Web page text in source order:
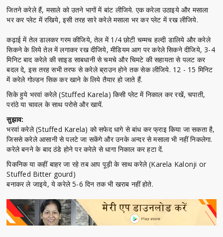
जितने करेले हैं, मसाले को उतने भागों में बांट लीजिये. एक करेला उठाइये और मसाला
भर कर प्लेट में रखिये, इसी तरह सारे करेले मसाला भर कर प्लेट में रख लीजिये.
कढ़ाई में तेल डालकर गरम कीजिये, तेल में 1/4 छोटी चम्मच हल्दी डालिये और करेले
सिकने के लिये तेल में लगाकर रख दीजिये, मीडियम आग पर करेले सिकने दीजिये, 3-4
मिनिट बाद करेले की साइड साबधानी से चमचे और चिमटे की सहायता से पलट कर
बदल दे, इस तरह सभी तरफ से करेले ब्राउन होने तक सेक लीजिये. 12 - 15 मिनिट
में करेले गोल्डन सिक कर खाने के लिये तैयार हो जाते हैं.
सिके हुये भरवां करेले (Stuffed Karela) किसी प्लेट में निकाल कर रखें, चपाती,
परांठे या चावल के साथ परोसे और खायें.
सुझाव:
भरवां करेले (Stuffed Karela) को सफेद धागे से बांध कर फ्राइ किया जा सकता है,
जिससे करेले आसानी से पलटे जा सकेंगे और उनके अन्दर से मसाला भी नहीं निकलेगा.
करेले बनने के बाद ठंडे होने पर करेले से धागा निकाल कर हटा दें.
पिकनिक या कहीं बाहर जा रहे तब आप पूड़ी के साथ करेले (Karela Kalonji or
Stuffed Bitter gourd)
बनाकर ले जाइये, ये करेले 5-6 दिन तक भी खराब नहीं होते.